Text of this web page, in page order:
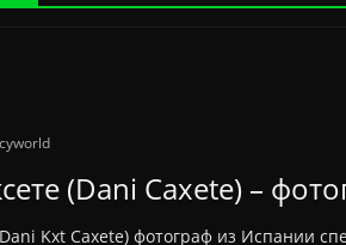
(Dani Caxete) –
Kxt Caxete) фотограф из Испании